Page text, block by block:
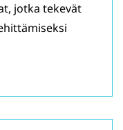
jotka tekevät